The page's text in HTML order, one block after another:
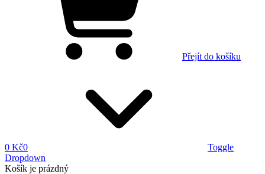
Přejít do košíku
0 Kč0
Toggle
Dropdown
Košík je prázdný